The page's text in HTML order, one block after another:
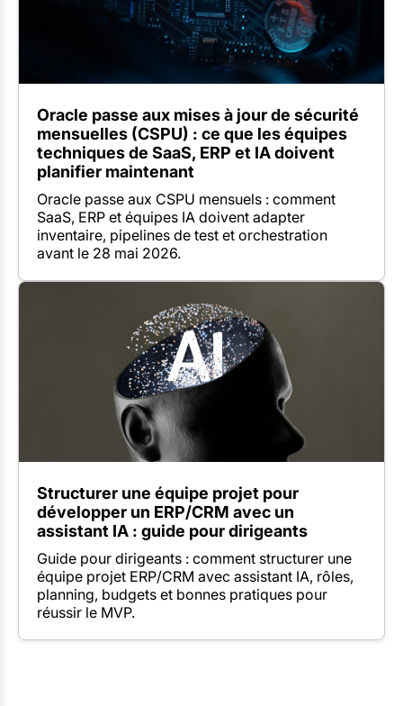
Oracle passe aux mises à jour de sécurité
mensuelles (CSPU) : ce que les équipes
techniques de SaaS, ERP et IA doivent
planifier maintenant
Oracle passe aux CSPU mensuels : comment
SaaS, ERP et équipes IA doivent adapter
inventaire, pipelines de test et orchestration
avant le 28 mai 2026.
Structurer une équipe projet pour
développer un ERP/CRM avec un
assistant IA : guide pour dirigeants
Guide pour dirigeants : comment structurer une
équipe projet ERP/CRM avec assistant IA, rôles,
planning, budgets et bonnes pratiques pour
réussir le MVP.